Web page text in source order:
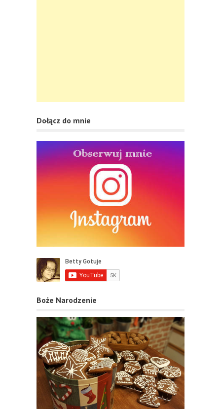
Dołącz do mnie
Boże Narodzenie